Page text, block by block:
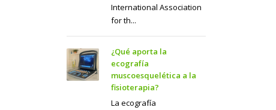
International Association
for th...
¿Qué aporta la
ecografía
muscoesquelética a la
fisioterapia?
La ecografía